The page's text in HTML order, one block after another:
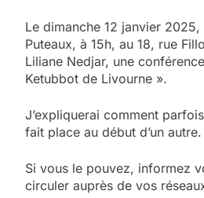
Le dimanche 12 janvier
Puteaux, à 15h, au 18, rue
Liliane Nedjar, une
Ketubbot de Livourne ».
J’expliquerai comment
fait place au début d’un autre.
Si vous le pouvez, informez
circuler auprès de vos